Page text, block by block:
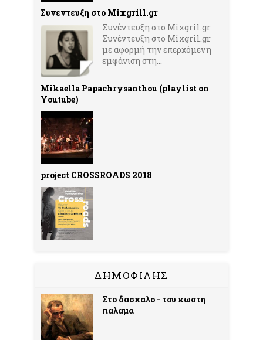
Συνεντευξη στο Mixgrill.gr
Συνέντευξη στο Mixgril.gr
Συνέντευξη στο Mixgril.gr
με αφορμή την επερχόμενη
εμφάνιση στη...
Mikaella Papachrysanthou (playlist on
Youtube)
project CROSSROADS 2018
ΔΗΜΟΦΙΛΗΣ
Στο δασκαλο - του κωστη
παλαμα